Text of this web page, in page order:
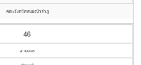
คณะจังหวัดหนองบัวลำภู
46
สามเณร